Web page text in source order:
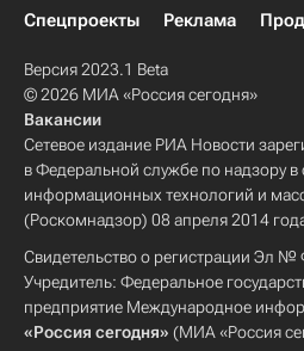
Спецпроекты
Реклама
Версия 2023.1 Beta
© 2026 МИА «Россия сегодня»
Вакансии
Сетевое издание РИА Новости
в Федеральной службе по надзору в
информационных технологий и
(Роскомнадзор) 08 апреля 2014
Свидетельство о регистрации Эл
Учредитель: Федеральное
предприятие Международное
«Россия сегодня» (МИА «Россия